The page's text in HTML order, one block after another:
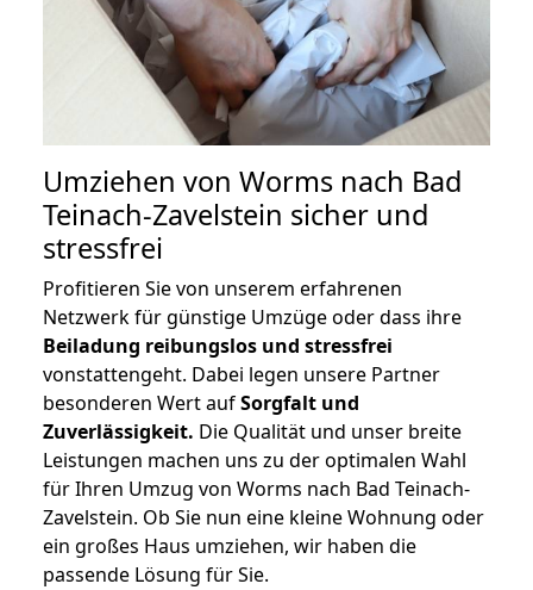
Umziehen von Worms nach Bad
Teinach-Zavelstein sicher und
stressfrei
Profitieren Sie von unserem erfahrenen
Netzwerk für günstige Umzüge oder dass ihre
Beiladung reibungslos und stressfrei
vonstattengeht. Dabei legen unsere Partner
besonderen Wert aufSorgfalt und
Zuverlässigkeit. Die Qualität und unser breite
Leistungen machen uns zu der optimalen Wahl
für Ihren Umzug von Worms nach Bad Teinach-
Zavelstein. Ob Sie nun eine kleine Wohnung oder
ein großes Haus umziehen, wir haben die
passende Lösung für Sie.